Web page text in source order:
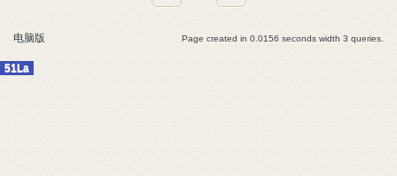
电脑版 Page created in 0.0156 seconds width 3 queries.
51La